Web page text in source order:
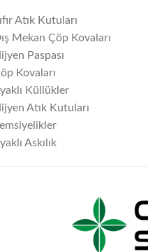
Atık Kutuları
Mekan Çöp Kovaları
Paspası
Kovaları
Küllükler
Atık Kutuları
Askılık